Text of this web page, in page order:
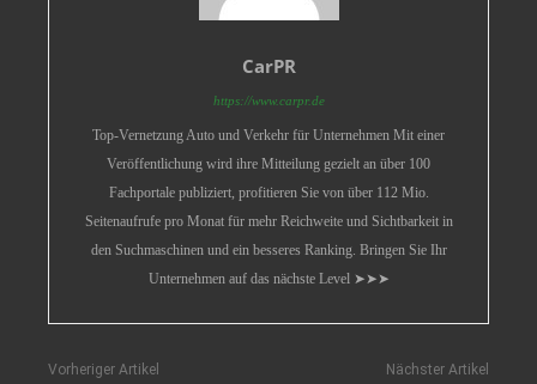
CarPR
https://www.carpr.de
Top-Vernetzung Auto und Verkehr für Unternehmen Mit einer
Veröffentlichung wird ihre Mitteilung gezielt an über 100
Fachportale publiziert, profitieren Sie von über 112 Mio.
Seitenaufrufe pro Monat für mehr Reichweite und Sichtbarkeit in
den Suchmaschinen und ein besseres Ranking. Bringen Sie Ihr
Unternehmen auf das nächste Level ➤➤➤
Vorheriger Artikel Nächster Artikel